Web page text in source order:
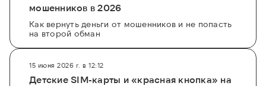
мошенников в 2026
Как вернуть деньги от мошенников и не попасть
на второй обман
15 июня 2026 г. в 12:12
Детские SIM-карты и «красная кнопка» на